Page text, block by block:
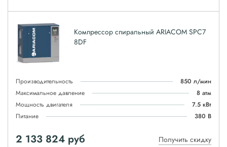
Компрессор спиральный ARIACOM SPC7
8DF
Производительность
850 л/мин
Максимальное давление
8 атм
Мощность двигателя
7.5 кВт
Питание
380 В
2 133 824 руб Получить скидку